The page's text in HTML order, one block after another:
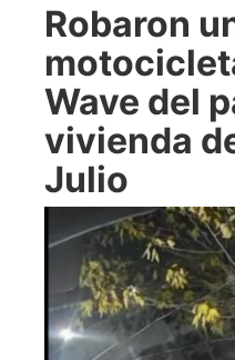
Robaron
Wave del
vivienda
Julio